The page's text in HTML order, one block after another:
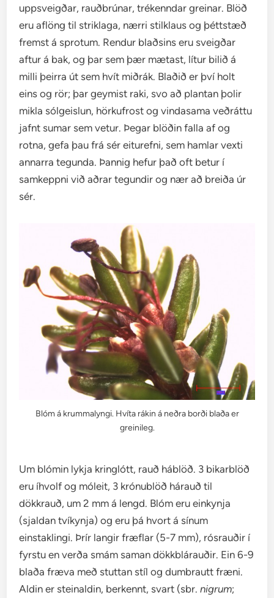
uppsveigðar, rauðbrúnar, trékenndar greinar. Blöð
eru aflöng til striklaga, nærri stilklaus og þéttstæð
fremst á sprotum. Rendur blaðsins eru sveigðar
aftur á bak, og þar sem þær mætast, lítur bilið á
milli þeirra út sem hvít miðrák. Blaðið er því holt
eins og rör; þar geymist raki, svo að plantan þolir
mikla sólgeislun, hörkufrost og vindasama veðráttu
jafnt sumar sem vetur. Þegar blöðin falla af og
rotna, gefa þau frá sér eiturefni, sem hamlar vexti
annarra tegunda. Þannig hefur það oft betur í
samkeppni við aðrar tegundir og nær að breiða úr
sér.
Blóm á krummalyngi. Hvíta rákin á neðra borði blaða er
greinileg.
Um blómin lykja kringlótt, rauð háblöð. 3 bikarblöð
eru íhvolf og móleit, 3 krónublöð hárauð til
dökkrauð, um 2 mm á lengd. Blóm eru einkynja
(sjaldan tvíkynja) og eru þá hvort á sínum
einstaklingi. Þrír langir fræflar (5-7 mm), rósrauðir í
fyrstu en verða smám saman dökkblárauðir. Ein 6-9
blaða fræva með stuttan stíl og dumbrautt fræni.
Aldin er steinaldin, berkennt, svart (sbr.nigrum;